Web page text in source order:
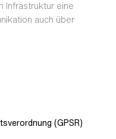
Infrastruktur eine
auch über
(GPSR)